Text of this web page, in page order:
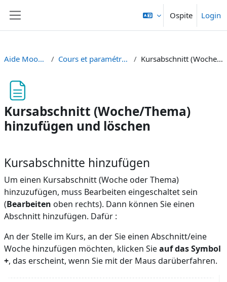
Ospite Login
Aide Moodle - Moodle Hilfe Cours et paramétrage - Kurse und Einstellungen Kursabschnitt (Woche/Thema) hinzufügen und löschen
Kursabschnitt (Woche/Thema)
hinzufügen und löschen
Kursabschnitte hinzufügen
Um einen Kursabschnitt (Woche oder Thema)
hinzuzufügen, muss Bearbeiten eingeschaltet sein
(Bearbeiten oben rechts). Dann können Sie einen
Abschnitt hinzufügen. Dafür :
An der Stelle im Kurs, an der Sie einen Abschnitt/eine
Woche hinzufügen möchten, klicken Sieauf das Symbol
+, das erscheint, wenn Sie mit der Maus darüberfahren.